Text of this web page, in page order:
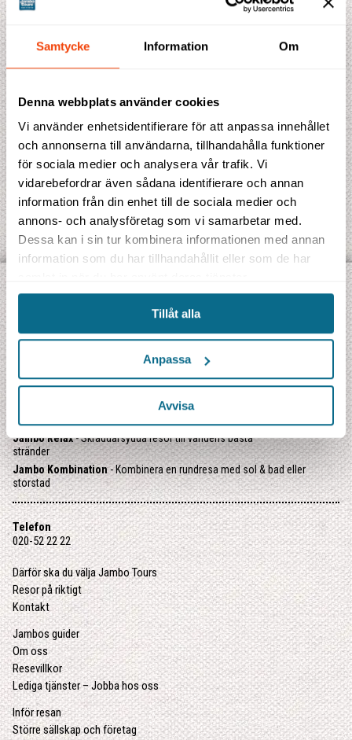
Samtycke Information Om
Denna webbplats använder cookies
Vi använder enhetsidentifierare för att anpassa innehållet
och annonserna till användarna, tillhandahålla funktioner
för sociala medier och analysera vår trafik. Vi
vidarebefordrar även sådana identifierare och annan
information från din enhet till de sociala medier och
annons- och analysföretag som vi samarbetar med.
Dessa kan i sin tur kombinera informationen med annan
information som du har tillhandahållit eller som de har
Tillåt alla
Anpassa
Avvisa
Antal enkelrum
Jambo Safari- Safariresor på riktigt
- Äventyrsresor i internationell grupp
Jambo Kryssning- Utvalda kryssningar i litet format
- Färdiga resepaket med utvalda favoriter
Jambo Relax- Skräddarsydda resor till världens bästa
stränder
Jambo Kombination- Kombinera en rundresa med sol & bad eller
storstad
Telefon
020-52 22 22
Därför ska du välja Jambo Tours
Resor på riktigt
Kontakt
Jambos guider
Om oss
Resevillkor
Lediga tjänster – Jobba hos oss
Inför resan
Större sällskap och företag